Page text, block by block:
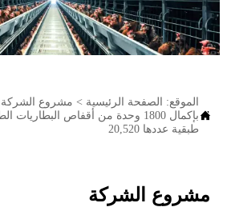

الموقع: الصفحة الرئيسية > مشروع الشركة
بإكمال 1800 وحدة من أقفاص
طبقية عددها 20,520
مشروع الشركة